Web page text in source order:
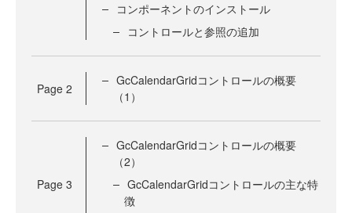
コンポーネントのインストール
コントロールと参照の追加
Page 2
GcCalendarGridコントロールの概要
（1）
Page 3
GcCalendarGridコントロールの概要
（2）
GcCalendarGridコントロールの主な特
徴